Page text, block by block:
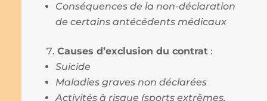
Conséquences de la non-déclaration
de certains antécédents médicaux
Causes d’exclusion du contrat :
Suicide
Maladies graves non déclarées
Activités à risque (sports extrêmes,